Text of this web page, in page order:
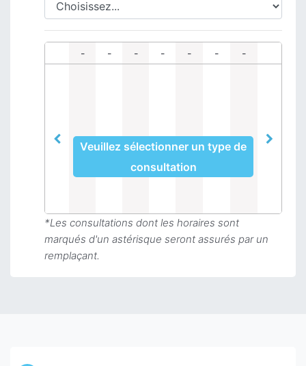
- - - - - - -
Veuillez sélectionner un type de
consultation
*Les consultations dont les horaires sont
marqués d'un astérisque seront assurés par un
remplaçant.